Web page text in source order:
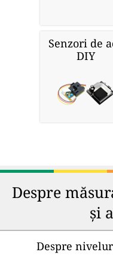
Senzori de
DIY
Despre
și
Despre